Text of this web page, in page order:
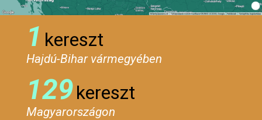
1 kereszt
Hajdú-Bihar vármegyében
129kereszt
Magyarországon